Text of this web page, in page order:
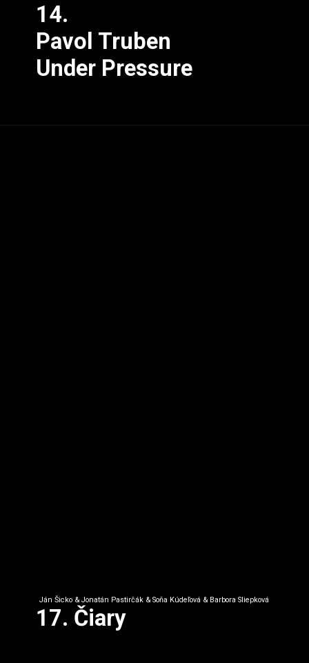
14.
Pavol Truben
Under Pressure
17. Čiary
Ján Šicko & Jonatán Pastirčák & Soňa Kúdeľová & Barbora Sliepková